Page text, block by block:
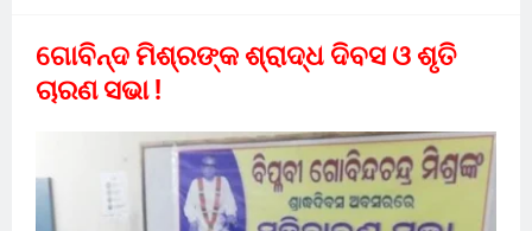
ଗୋବିନ୍ଦ ମିଶ୍ରଙ୍କ ଶ୍ରାଦ୍ଧ ଦିବସ ଓ ଶୃତି
ଚାରଣ ସଭା !